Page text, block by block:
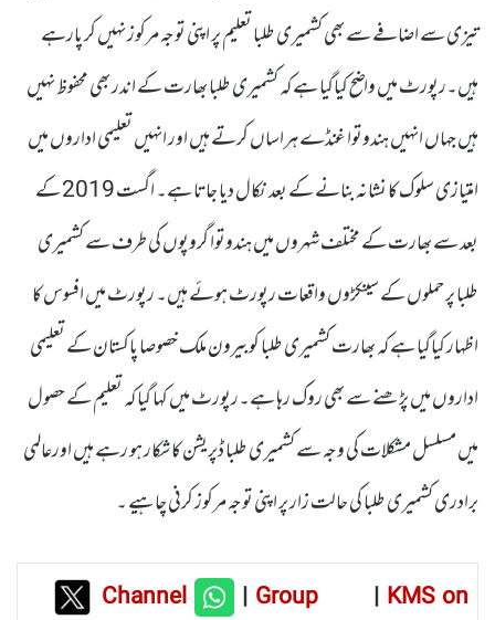
تیزی سے اضافے سے بھی کشمیری طلبا تعلیم پر اپنی توجہ مرکوز نہیں کر پارہے
ہیں۔رپورٹ میں واضح کیاگیا ہے کہ کشمیری طلبا بھارت کے اندر بھی محفوظ نہیں
ہیں جہاں انہیں ہندوتوا غنڈے ہراساں کرتے ہیں اور انہیں تعلیمی اداروں میں
امتیازی سلوک کا نشانہ بنانے کے بعد نکال دیا جاتا ہے۔ اگست 2019 کے
بعد سے بھارت کے مختلف شہروں میں ہندوتوا گروپوں کی طرف سے کشمیری
طلبا پر حملوں کے سینکڑوں واقعات رپورٹ ہوئے ہیں۔ رپورٹ میں افسوس کا
اظہار کیاگیا ہے کہ بھارت کشمیری طلبا کوبیرون ملک خصوصا پاکستان کے تعلیمی
اداروں میں پڑھنے سے بھی روک رہا ہے۔رپورٹ میں کہا گیا کہ تعلیم کے حصول
میں مسلسل مشکلات کی وجہ سے کشمیری طلبا ڈپریشن کاشکار ہو رہے ہیں اورعالمی
برادری کشمیری طلبا کی حالت زار پر اپنی توجہ مرکوز کرنی چاہیے ۔
Channel |Group | KMS on